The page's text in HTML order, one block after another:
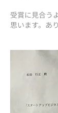
受賞に見合う
思います。あ